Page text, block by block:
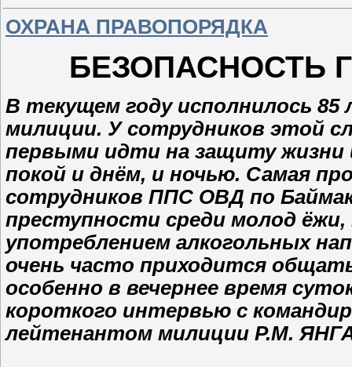
ОХРАНА ПРАВОПОРЯДКА
БЕЗОПАСНОСТЬ
В текущем году исполнилось
милиции. У сотрудников этой
первыми идти на защиту жизни
покой и днём, и ночью. Самая
сотрудников ППС ОВД по
преступности среди молод
употреблением алкогольных
очень часто приходится
особенно в вечернее время
короткого интервью с
лейтенантом милиции Р.М.